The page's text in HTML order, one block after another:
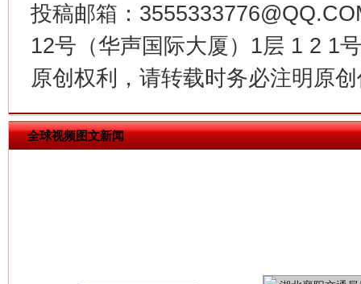
投稿邮箱：
12号（华声国际大厦）1层 1 2 1
原创权利，请转载时务必注明原
全球视频图文新闻
在谋一域中谋全局
今